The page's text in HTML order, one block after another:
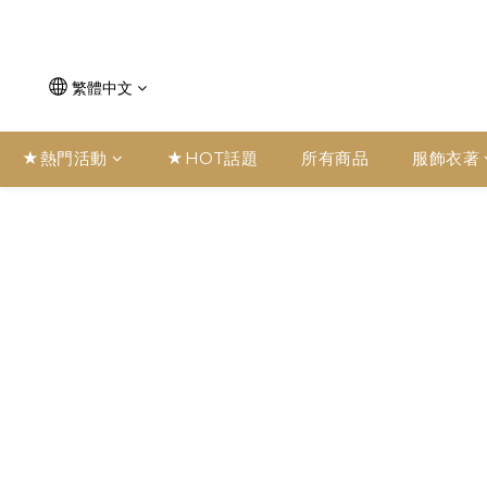
繁體中文
★熱門活動 ★HOT話題 所有商品 服飾衣著